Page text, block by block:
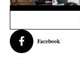
Facebook